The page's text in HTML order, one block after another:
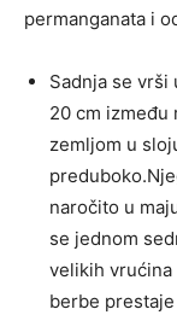
permanganata i
Sadnja se vrši
20 cm između
zemljom u
naročito u
se jednom
velikih vrućina
berbe